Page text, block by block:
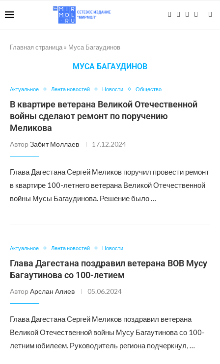
Главная страница » Муса Багаудинов
МУСА БАГАУДИНОВ
Актуальное Лента новостей Новости Общество
В квартире ветерана Великой Отечественной
войны сделают ремонт по поручению
Меликова
Автор Забит Моллаев 17.12.2024
Глава Дагестана Сергей Меликов поручил провести ремонт
в квартире 100-летнего ветерана Великой Отечественной
войны Мусы Багаудинова. Решение было …
Актуальное Лента новостей Новости
Глава Дагестана поздравил ветерана ВОВ Мусу
Багаутинова со 100-летием
Автор Арслан Алиев 05.06.2024
Глава Дагестана Сергей Меликов поздравил ветерана
Великой Отечественной войны Мусу Багаутинова со 100-
летним юбилеем. Руководитель региона подчеркнул, …